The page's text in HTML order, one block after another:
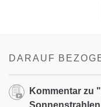
DARAUF
Kommentar zu